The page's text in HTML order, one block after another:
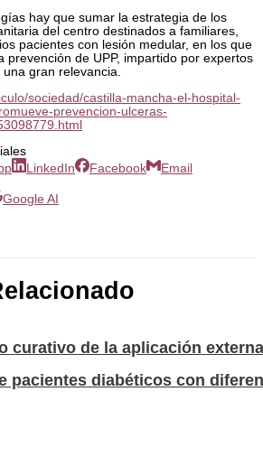
hay que sumar la estrategia de los
del centro destinados a familiares,
pacientes con lesión medular, en los que
prevención de UPP, impartido por expertos
gran relevancia.
sociedad/castilla-mancha-el-hospital-
prevencion-ulceras-
LinkedIn Facebook
Email
Google AI
curativo de la aplicación
pacientes diabéticos con